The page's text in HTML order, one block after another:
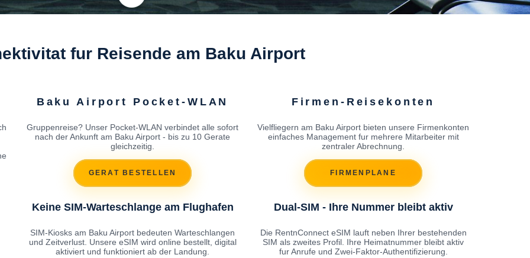
fur Reisende am Baku Airport
Baku Airport Pocket-WLAN
Gruppenreise? Unser Pocket-WLAN verbindet alle sofort
nach der Ankunft am Baku Airport - bis zu 10 Gerate
gleichzeitig.
GERAT BESTELLEN
Firmen-Reisekonten
Vielfliegern am Baku Airport bieten unsere Firmenkonten
einfaches Management fur mehrere Mitarbeiter mit
zentraler Abrechnung.
FIRMENPLANE
Keine SIM-Warteschlange am Flughafen
SIM-Kiosks am Baku Airport bedeuten Warteschlangen
und Zeitverlust. Unsere eSIM wird online bestellt, digital
aktiviert und funktioniert ab der Landung.
Dual-SIM - Ihre Nummer bleibt aktiv
Die RentnConnect eSIM lauft neben Ihrer bestehenden
SIM als zweites Profil. Ihre Heimatnummer bleibt aktiv
fur Anrufe und Zwei-Faktor-Authentifizierung.